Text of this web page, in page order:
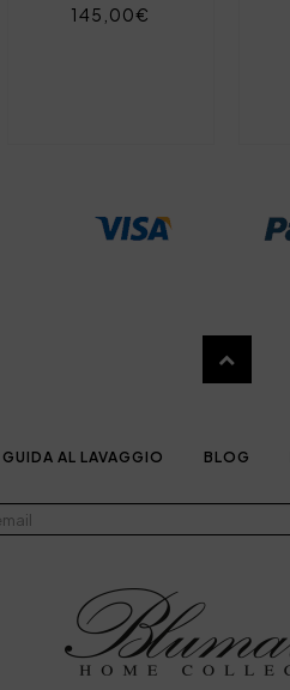
145,00€
GUIDA AL LAVAGGIO BLOG